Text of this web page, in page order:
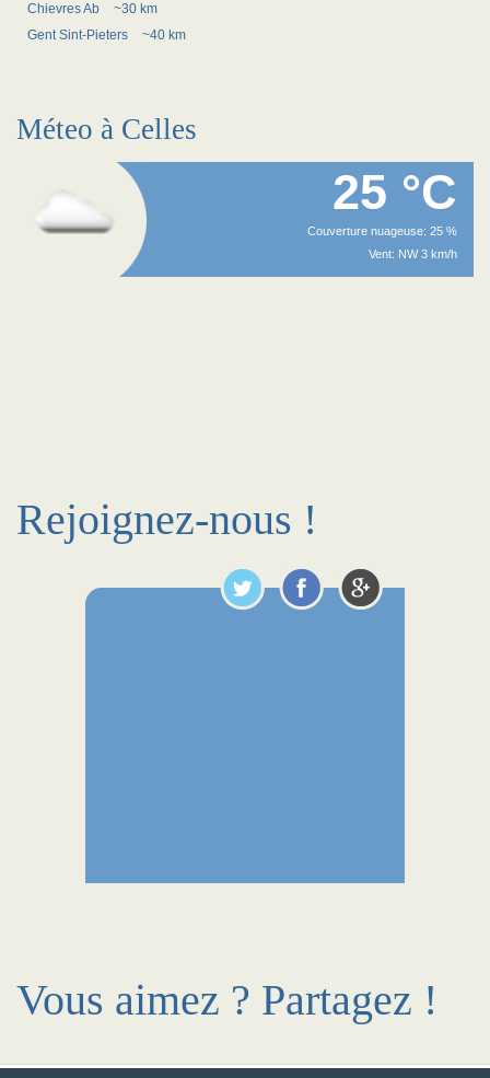
Chievres Ab
~30 km
Gent Sint-Pieters
~40 km
Méteo à Celles
25 °C
Couverture nuageuse: 25 %
Vent: NW 3 km/h
Rejoignez-nous !
Vous aimez ? Partagez !